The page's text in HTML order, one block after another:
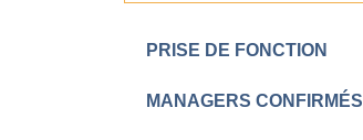
PRISE DE FONCTION
MANAGERS CONFIRMÉS